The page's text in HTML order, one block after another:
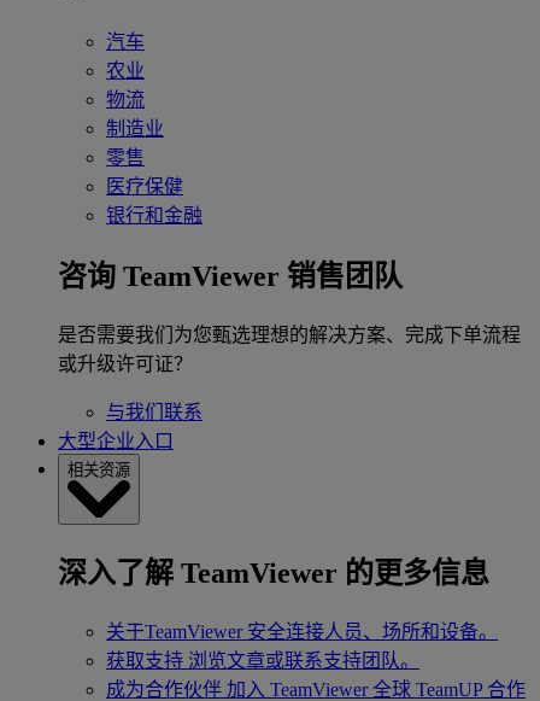
汽车
农业
物流
制造业
零售
医疗保健
银行和金融
咨询 TeamViewer 销售团队
是否需要我们为您甄选理想的解决方案、完成下单流程
或升级许可证？
与我们联系
大型企业入口
相关资源
深入了解 TeamViewer 的更多信息
关于TeamViewer 安全连接人员、场所和设备。
获取支持 浏览文章或联系支持团队。
成为合作伙伴 加入 TeamViewer 全球 TeamUP 合作